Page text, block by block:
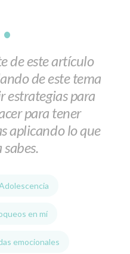
•
de este artículo
de este tema
estrategias para
para tener
aplicando lo que
en mí
emocionales